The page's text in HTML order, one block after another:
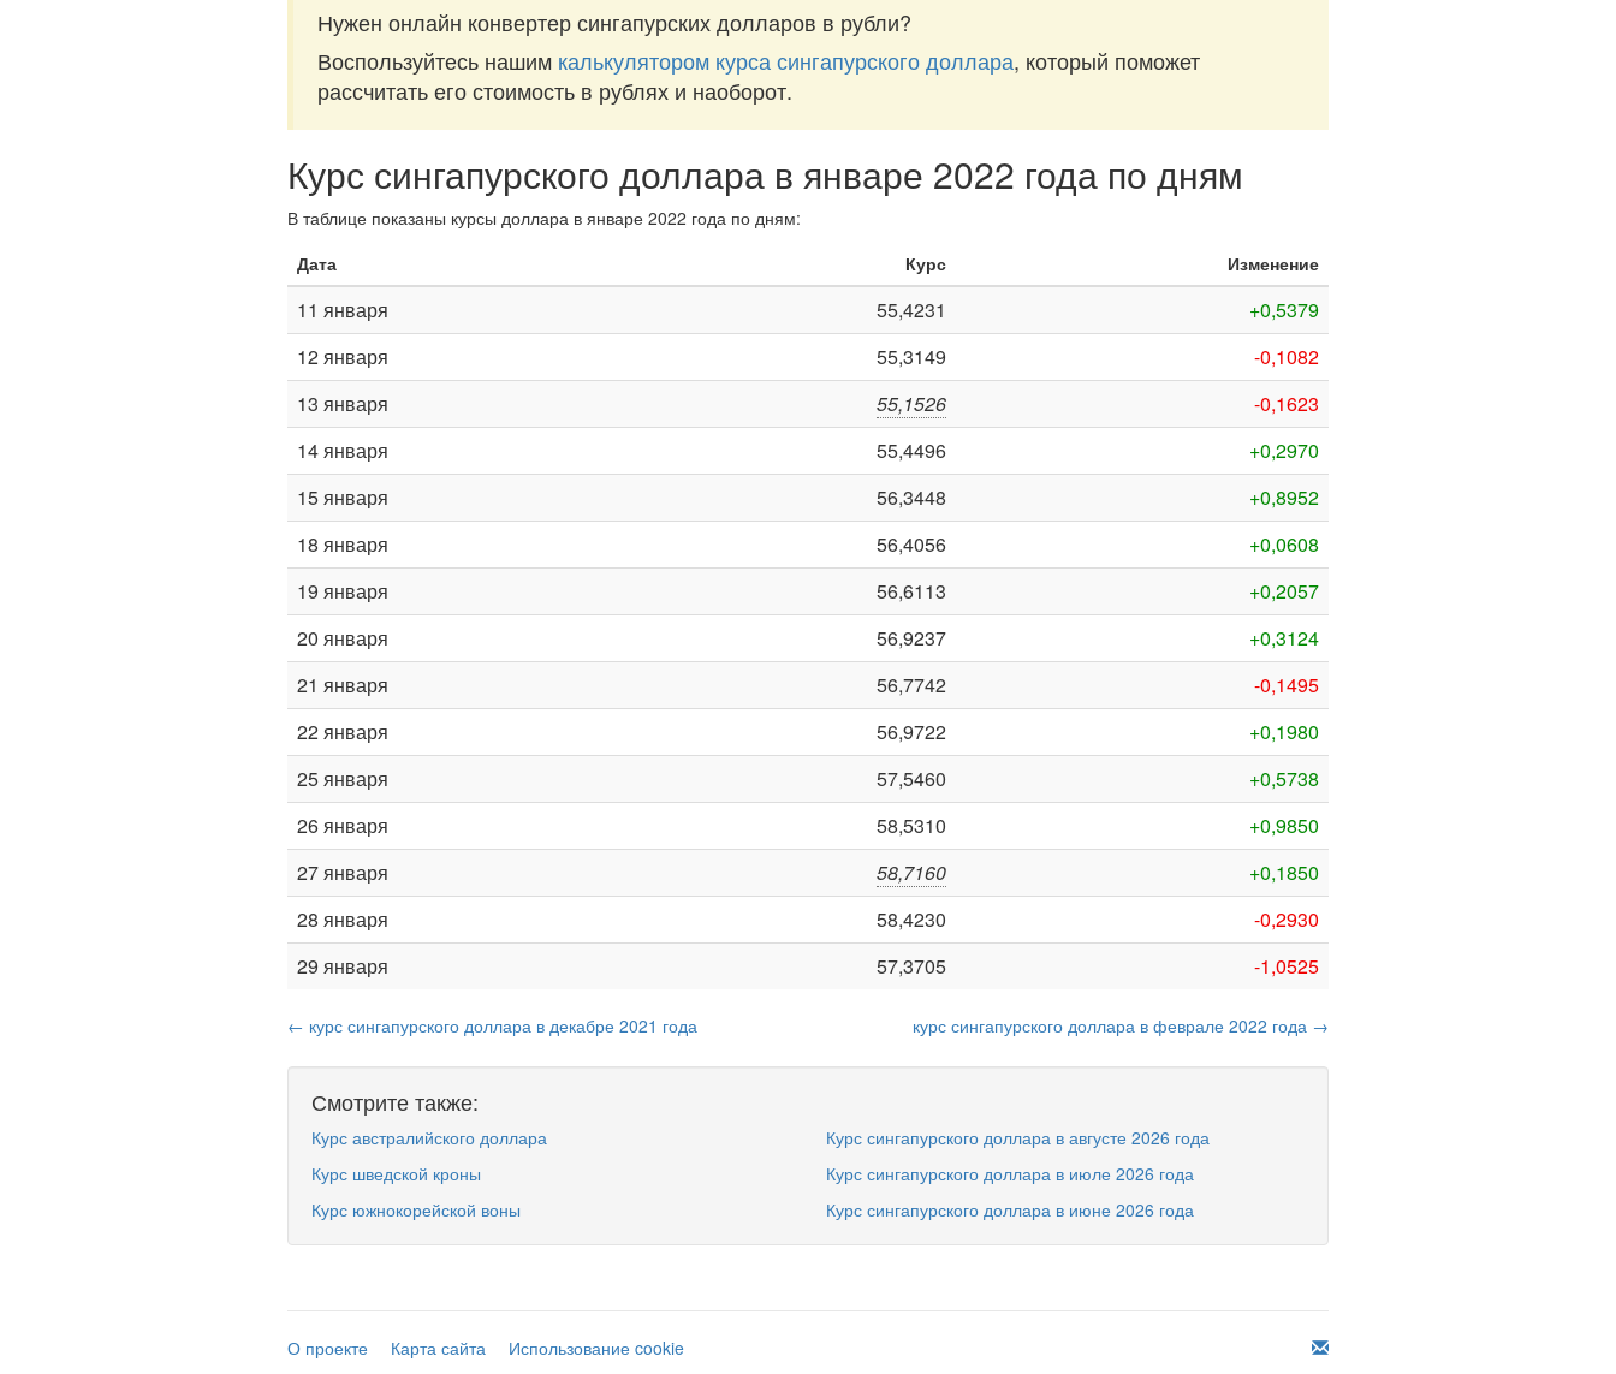
Нужен онлайн конвертер сингапурских долларов в рубли?
Воспользуйтесь нашим калькулятором курса сингапурского доллара, который поможет
рассчитать его стоимость в рублях и наоборот.
Курс сингапурского доллара в январе 2022 года по дням
В таблице показаны курсы доллара в январе 2022 года по дням:
Дата
Курс Изменение
11 января 55,4231
+0,5379
12 января
55,3149
-0,1082
13 января
55,1526
-0,1623
14 января
55,4496
+0,2970
15 января
56,3448
+0,8952
18 января
56,4056
+0,0608
19 января
56,6113
+0,2057
20 января
56,9237
+0,3124
21 января
56,7742
-0,1495
22 января
56,9722
+0,1980
25 января
57,5460
+0,5738
26 января
58,5310
+0,9850
27 января
58,7160
+0,1850
28 января
58,4230
-0,2930
29 января
57,3705 -1,0525
← курс сингапурского доллара в декабре 2021 года курс сингапурского доллара в феврале 2022 года →
Смотрите также:
Курс австралийского доллара
Курс шведской кроны
Курс южнокорейской воны
Курс сингапурского доллара в августе 2026 года
Курс сингапурского доллара в июле 2026 года
Курс сингапурского доллара в июне 2026 года
О проекте Карта сайта
Использование cookie